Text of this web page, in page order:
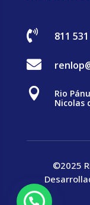
 811


Rio
Nicolas
©2025